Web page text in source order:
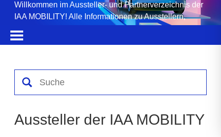
Willkommen im Aussteller- und Partnerverzeichnis der
IAA MOBILITY! Alle Informationen zu Ausstellern,
Aussteller der IAA MOBILITY